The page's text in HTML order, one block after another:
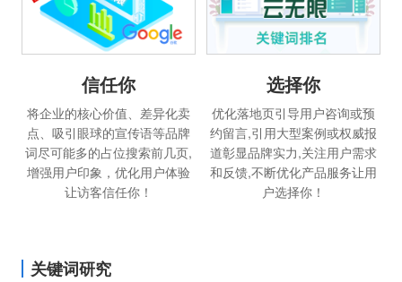
信任你
将企业的核心价值、差异化卖
点、吸引眼球的宣传语等品牌
词尽可能多的占位搜索前几页,
增强用户印象，优化用户体验
让访客信任你！
选择你
优化落地页引导用户咨询或预
约留言,引用大型案例或权威报
道彰显品牌实力,关注用户需求
和反馈,不断优化产品服务让用
户选择你！
关键词研究